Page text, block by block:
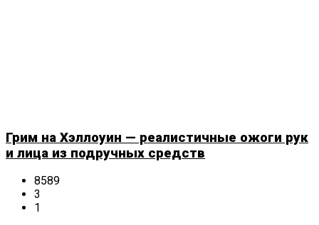
Грим на Хэллоуин — реалистичные ожоги рук
и лица из подручных средств
8589
3
1